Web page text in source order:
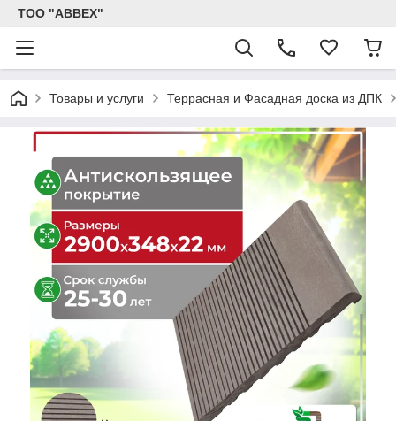
ТОО "ABBEX"
Товары и услуги Террасная и Фасадная доска из ДПК